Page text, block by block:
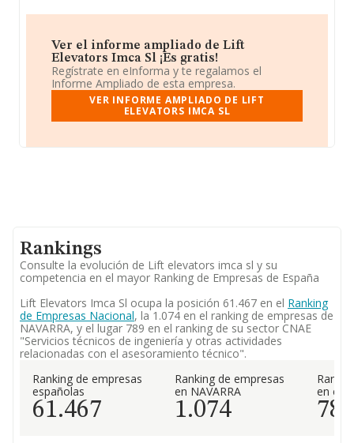
Ver el informe ampliado de Lift
Elevators Imca Sl ¡Es gratis!
Regístrate en eInforma y te regalamos el
Informe Ampliado de esta empresa.
VER INFORME AMPLIADO DE LIFT
ELEVATORS IMCA SL
Rankings
Consulte la evolución de Lift elevators imca sl y su
competencia en el mayor Ranking de Empresas de España
Lift Elevators Imca Sl ocupa la posición 61.467 en el Ranking
de Empresas Nacional, la 1.074 en el ranking de empresas de
NAVARRA, y el lugar 789 en el ranking de su sector CNAE
"Servicios técnicos de ingeniería y otras actividades
relacionadas con el asesoramiento técnico".
Ranking de empresas
españolas
61.467
Ranking de empresas
en NAVARRA
1.074
en el
789